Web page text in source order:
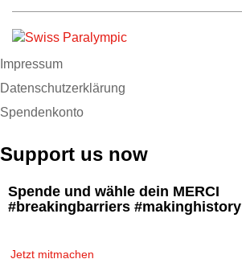
Impressum
Datenschutzerklärung
Spendenkonto
Support us now
Spende und wähle dein MERCI
#breakingbarriers #makinghistory
Jetzt mitmachen